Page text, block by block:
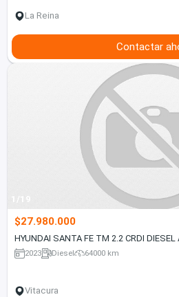
La Reina
Contactar
1/19
$27.980.000
HYUNDAI SANTA FE TM 2.2 CRDI DIESEL
2023 Diesel 64000 km
Vitacura